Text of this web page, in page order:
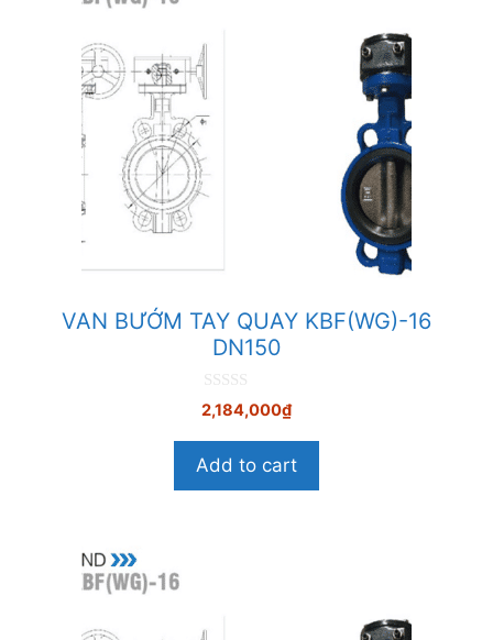
VAN BƯỚM TAY QUAY KBF(WG)-16
DN150
0
n
à
5
2,184,000₫
Add to cart